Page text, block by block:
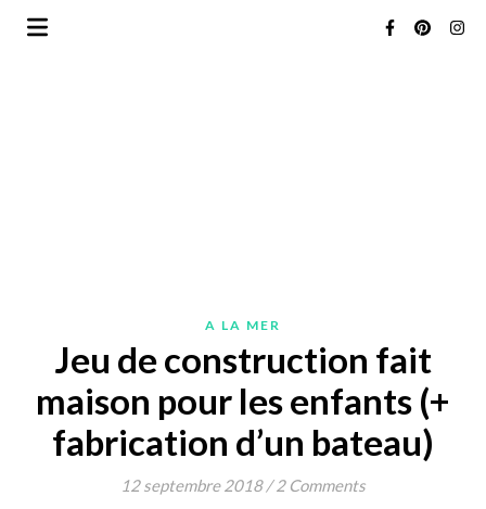
A LA MER
Jeu de construction fait
maison pour les enfants (+
fabrication d’un bateau)
12 septembre 2018 / 2 Comments